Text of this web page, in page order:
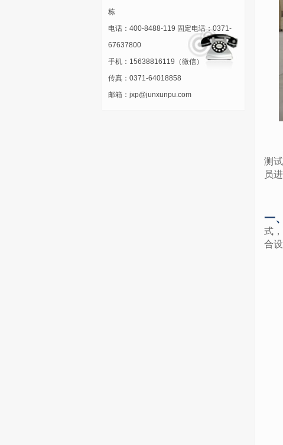
栋
电话：400-8488-119 固定电话：0371-
67637800
手机：15638816119（微信）
传真：0371-64018858
邮箱：jxp@junxunpu.com
测
员
一
式
合